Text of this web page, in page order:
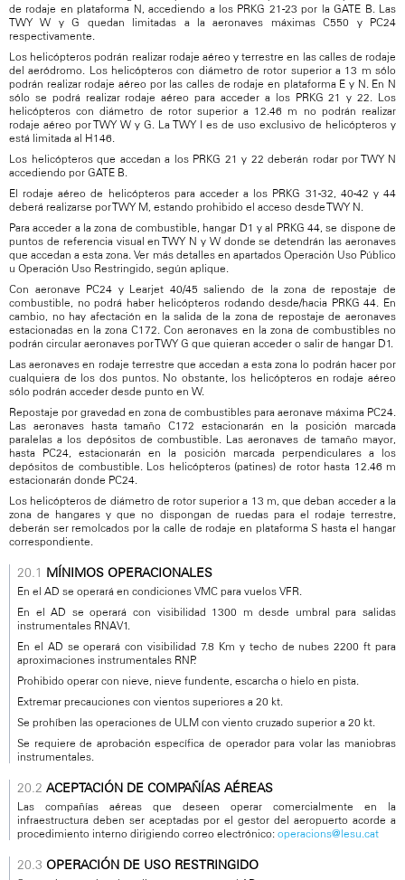
de rodaje en plataforma N, accediendo a los PRKG 21-23 por la GATE B. Las
TWY W y G quedan limitadas a la aeronaves máximas C550 y PC24
respectivamente.
Los helicópteros podrán realizar rodaje aéreo y terrestre en las calles de rodaje
del aeródromo. Los helicópteros con diámetro de rotor superior a 13 m sólo
podrán realizar rodaje aéreo por las calles de rodaje en plataforma E y N. En N
sólo se podrá realizar rodaje aéreo para acceder a los PRKG 21 y 22. Los
helicópteros con diámetro de rotor superior a 12.46 m no podrán realizar
rodaje aéreo por TWY W y G. La TWY I es de uso exclusivo de helicópteros y
está limitada al H146.
Los helicópteros que accedan a los PRKG 21 y 22 deberán rodar por TWY N
accediendo por GATE B.
El rodaje aéreo de helicópteros para acceder a los PRKG 31-32, 40-42 y 44
deberá realizarse por TWY M, estando prohibido el acceso desde TWY N.
Para acceder a la zona de combustible, hangar D1 y al PRKG 44, se dispone de
puntos de referencia visual en TWY N y W donde se detendrán las aeronaves
que accedan a esta zona. Ver más detalles en apartados Operación Uso Público
u Operación Uso Restringido, según aplique.
Con aeronave PC24 y Learjet 40/45 saliendo de la zona de repostaje de
combustible, no podrá haber helicópteros rodando desde/hacia PRKG 44. En
cambio, no hay afectación en la salida de la zona de repostaje de aeronaves
estacionadas en la zona C172. Con aeronaves en la zona de combustibles no
podrán circular aeronaves por TWY G que quieran acceder o salir de hangar D1.
Las aeronaves en rodaje terrestre que accedan a esta zona lo podrán hacer por
cualquiera de los dos puntos. No obstante, los helicópteros en rodaje aéreo
sólo podrán acceder desde punto en W.
Repostaje por gravedad en zona de combustibles para aeronave máxima PC24.
Las aeronaves hasta tamaño C172 estacionarán en la posición marcada
paralelas a los depósitos de combustible. Las aeronaves de tamaño mayor,
hasta PC24, estacionarán en la posición marcada perpendiculares a los
depósitos de combustible. Los helicópteros (patines) de rotor hasta 12.46 m
estacionarán donde PC24.
Los helicópteros de diámetro de rotor superior a 13 m, que deban acceder a la
zona de hangares y que no dispongan de ruedas para el rodaje terrestre,
deberán ser remolcados por la calle de rodaje en plataforma S hasta el hangar
correspondiente.
MÍNIMOS OPERACIONALES
En el AD se operará en condiciones VMC para vuelos VFR.
En el AD se operará con visibilidad 1300 m desde umbral para salidas
instrumentales RNAV1.
En el AD se operará con visibilidad 7.8 Km y techo de nubes 2200 ft para
aproximaciones instrumentales RNP.
Prohibido operar con nieve, nieve fundente, escarcha o hielo en pista.
Extremar precauciones con vientos superiores a 20 kt.
Se prohíben las operaciones de ULM con viento cruzado superior a 20 kt.
Se requiere de aprobación específica de operador para volar las maniobras
instrumentales.
ACEPTACIÓN DE COMPAÑÍAS AÉREAS
Las compañías aéreas que deseen operar comercialmente en la
infraestructura deben ser aceptadas por el gestor del aeropuerto acorde a
procedimiento interno dirigiendo correo electrónico: operacions@lesu.cat
OPERACIÓN DE USO RESTRINGIDO